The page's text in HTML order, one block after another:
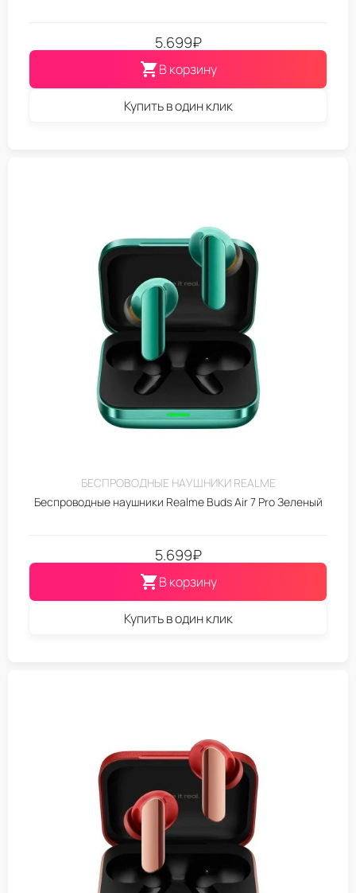
5.699₽
В корзину
Купить в один клик
БЕСПРОВОДНЫЕ НАУШНИКИ REALME
Беспроводные наушники Realme Buds Air 7 Pro Зеленый
5.699₽
В корзину
Купить в один клик